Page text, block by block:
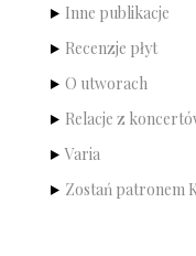
Inne publikacje
Recenzje płyt
O utworach
Relacje z
Varia
Zostań patronem